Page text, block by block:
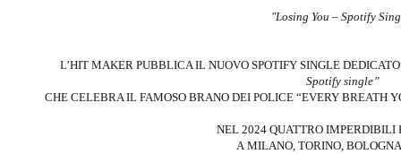
"Losing You – Spotify
L’HIT MAKER PUBBLICA IL NUOVO SPOTIFY SINGLE
Spotify single”
CHE CELEBRA IL FAMOSO BRANO DEI POLICE “EVERY BREATH
NEL 2024 QUATTRO IMPERDIBILI
A MILANO, TORINO,